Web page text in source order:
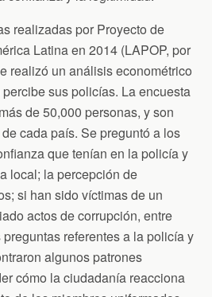
realizadas por Proyecto de
Latina en 2014 (LAPOP, por
realizó un análisis econométrico
sus policías. La encuesta
de 50,000 personas, y son
cada país. Se preguntó a los
que tenían en la policía y
local; la percepción de
si han sido víctimas de un
actos de corrupción, entre
referentes a la policía y
algunos patrones
cómo la ciudadanía reacciona